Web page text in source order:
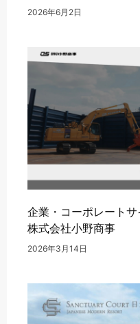
2026年6月2日
企業・コーポレート
株式会社小野商事
2026年3月14日